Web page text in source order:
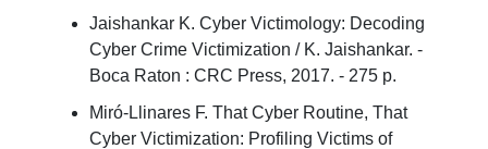
Jaishankar K. Cyber Victimology: Decoding
Cyber Crime Victimization / K. Jaishankar. -
Boca Raton : CRC Press, 2017. - 275 p.
Miró-Llinares F. That Cyber Routine, That
Cyber Victimization: Profiling Victims of